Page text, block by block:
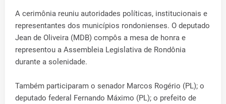
A cerimônia reuniu autoridades políticas, institucionais e
representantes dos municípios rondonienses. O deputado
Jean de Oliveira (MDB) compôs a mesa de honra e
representou a Assembleia Legislativa de Rondônia
durante a solenidade.
Também participaram o senador Marcos Rogério (PL); o
deputado federal Fernando Máximo (PL); o prefeito de